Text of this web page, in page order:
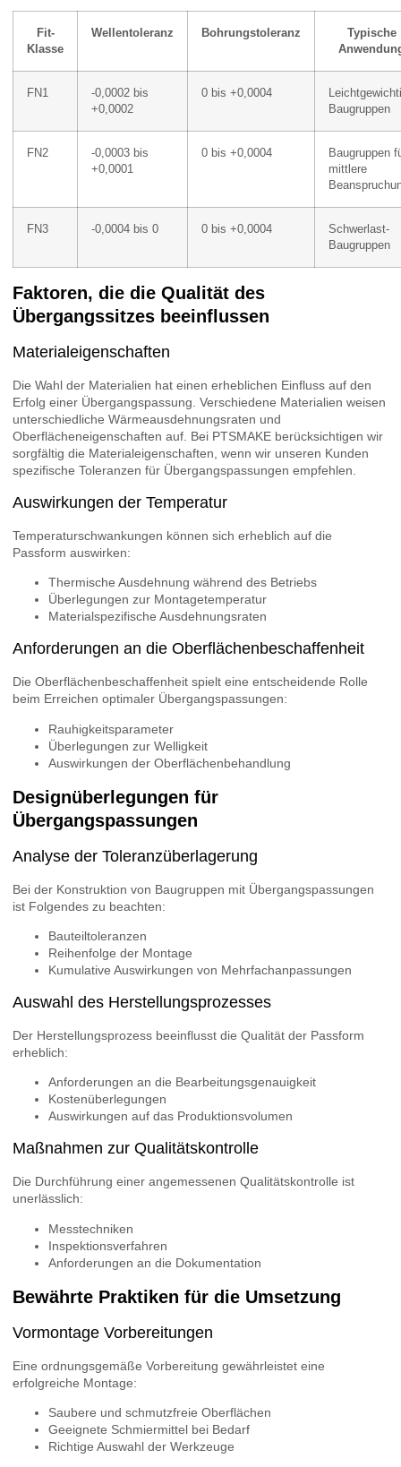
Fit-
Klasse
Wellentoleranz Bohrungstoleranz
Typische
FN1
-0,0002 bis
+0,0002
0 bis +0,0004
Baugruppen
FN2
-0,0003 bis
+0,0001
0 bis +0,0004
Baugruppen
mittlere
FN3 -0,0004 bis 0 0 bis +0,0004
Schwerlast-
Baugruppen
Faktoren, die die Qualität des
Übergangssitzes beeinflussen
Materialeigenschaften
Die Wahl der Materialien hat einen erheblichen Einfluss auf den
Erfolg einer Übergangspassung. Verschiedene Materialien weisen
unterschiedliche Wärmeausdehnungsraten und
Oberflächeneigenschaften auf. Bei PTSMAKE berücksichtigen wir
sorgfältig die Materialeigenschaften, wenn wir unseren Kunden
spezifische Toleranzen für Übergangspassungen empfehlen.
Auswirkungen der Temperatur
Temperaturschwankungen können sich erheblich auf die
Passform auswirken:
Thermische Ausdehnung während des Betriebs
Überlegungen zur Montagetemperatur
Materialspezifische Ausdehnungsraten
Anforderungen an die Oberflächenbeschaffenheit
Die Oberflächenbeschaffenheit spielt eine entscheidende Rolle
beim Erreichen optimaler Übergangspassungen:
Rauhigkeitsparameter
Überlegungen zur Welligkeit
Auswirkungen der Oberflächenbehandlung
Designüberlegungen für
Übergangspassungen
Analyse der Toleranzüberlagerung
Bei der Konstruktion von Baugruppen mit Übergangspassungen
ist Folgendes zu beachten:
Bauteiltoleranzen
Reihenfolge der Montage
Kumulative Auswirkungen von Mehrfachanpassungen
Auswahl des Herstellungsprozesses
Der Herstellungsprozess beeinflusst die Qualität der Passform
erheblich:
Anforderungen an die Bearbeitungsgenauigkeit
Kostenüberlegungen
Auswirkungen auf das Produktionsvolumen
Maßnahmen zur Qualitätskontrolle
Die Durchführung einer angemessenen Qualitätskontrolle ist
unerlässlich:
Messtechniken
Inspektionsverfahren
Anforderungen an die Dokumentation
Bewährte Praktiken für die Umsetzung
Vormontage Vorbereitungen
Eine ordnungsgemäße Vorbereitung gewährleistet eine
erfolgreiche Montage:
Saubere und schmutzfreie Oberflächen
Geeignete Schmiermittel bei Bedarf
Richtige Auswahl der Werkzeuge